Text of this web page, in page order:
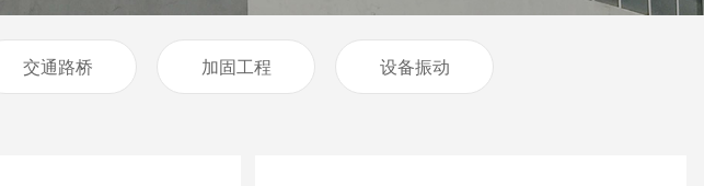
交通路桥 加固工程 设备振动